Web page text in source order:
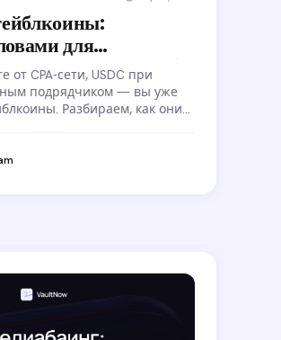
для
и бизнеса в 2026
от CPA-сети, USDC при
подрядчиком — вы уже
Разбираем, как они
при работе с крипто-